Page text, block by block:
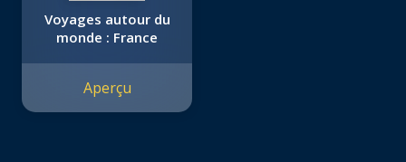
Voyages autour du
monde : France
Aperçu